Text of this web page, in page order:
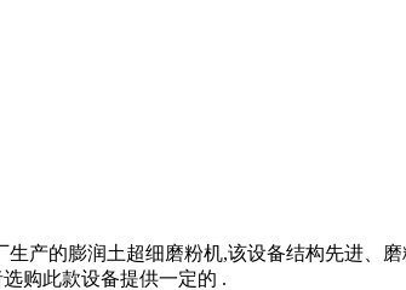
产的膨润土超细磨粉机,该设备结构先进、
购此款设备提供一定的 .